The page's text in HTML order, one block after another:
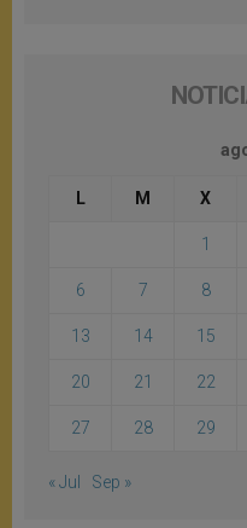
L M X
1
6 7 8
13 14 15
20 21 22
27 28 29
« Jul Sep »